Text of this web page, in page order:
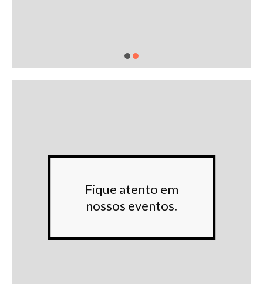
Fique atento em
nossos eventos.